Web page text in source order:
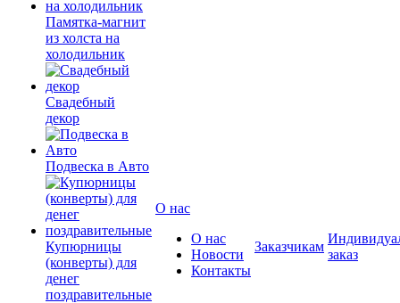
Памятка-магнит
из холста на
холодильник
Свадебный
декор
Подвеска в Авто
Купюрницы
(конверты) для
денег
поздравительные
О нас
О нас
Новости
Контакты
Заказчикам
заказ